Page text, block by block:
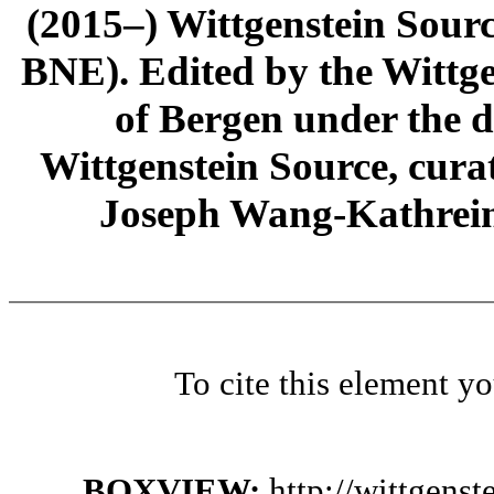
(2015–) Wittgenstein
BNE). Edited by the
of Bergen under the
Wittgenstein Source,
Joseph Wang-
To cite this element